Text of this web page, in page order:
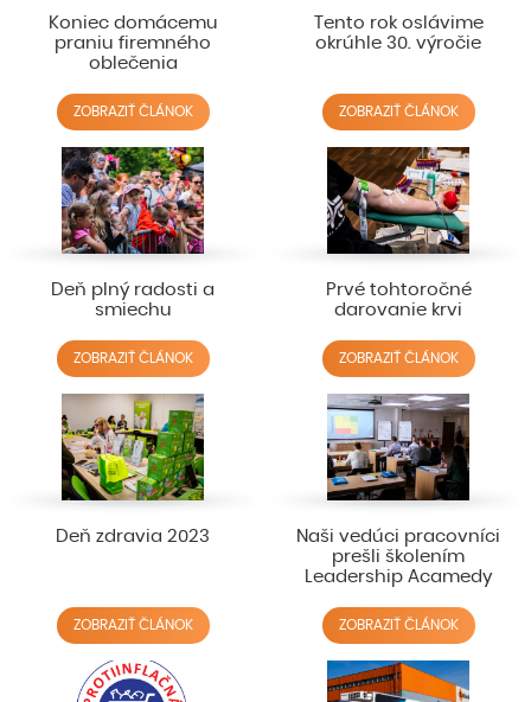
Koniec domácemu
praniu firemného
oblečenia
ZOBRAZIŤ ČLÁNOK
Tento rok oslávime
okrúhle 30. výročie
ZOBRAZIŤ ČLÁNOK
Deň plný radosti a
smiechu
ZOBRAZIŤ ČLÁNOK
Prvé tohtoročné
darovanie krvi
ZOBRAZIŤ ČLÁNOK
Deň zdravia 2023
ZOBRAZIŤ ČLÁNOK
Naši vedúci pracovníci
prešli školením
Leadership Acamedy
ZOBRAZIŤ ČLÁNOK